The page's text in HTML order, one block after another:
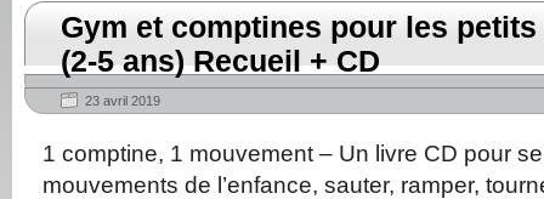
Gym et comptines pour les petits
(2-5 ans) Recueil + CD
23 avril 2019
1 comptine, 1 mouvement – Un livre CD pour
mouvements de l’enfance, sauter, ramper,